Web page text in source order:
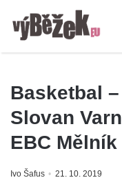
Basketbal
Slovan
EBC
Ivo Šafus 21. 10. 2019